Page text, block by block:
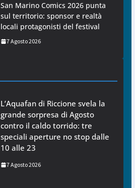
San Marino Comics 2026 punta
sul territorio: sponsor e realtà
locali protagonisti del festival
7 Agosto 2026
L’Aquafan di Riccione svela la
grande sorpresa di Agosto
contro il caldo torrido: tre
speciali aperture no stop dalle
10 alle 23
7 Agosto 2026